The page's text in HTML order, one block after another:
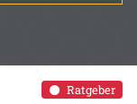
Ratgeber